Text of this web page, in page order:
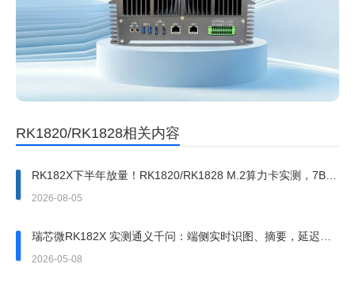
RK1820/RK1828相关内容
RK182X下半年放量！RK1820/RK1828 M.2算力卡实测，7B大
模型端侧跑通
2026-08-05
瑞芯微RK182X 实测通义千问：端侧实时识图、摘要，延迟低
至 0.1s
2026-05-08